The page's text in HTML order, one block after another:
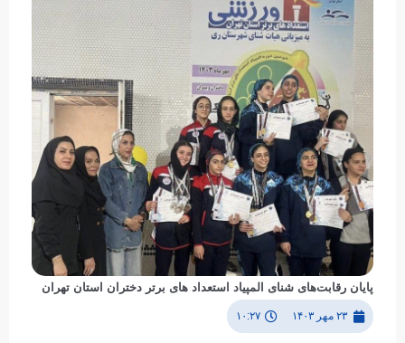
پایان رقابت‌های شنای المپیاد استعداد های برتر دختران استان تهران
۲۳ مهر ۱۴۰۳ ۱۰:۲۷